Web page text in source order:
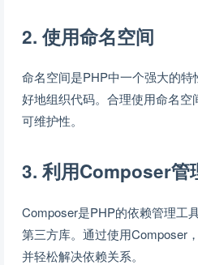
2. 使用命名空间
命名空间是PHP中一个强大的
好地组织代码。合理使用命名
可维护性。
3. 利用Composer管
Composer是PHP的依赖管理工
第三方库。通过使用Composer
并轻松解决依赖关系。